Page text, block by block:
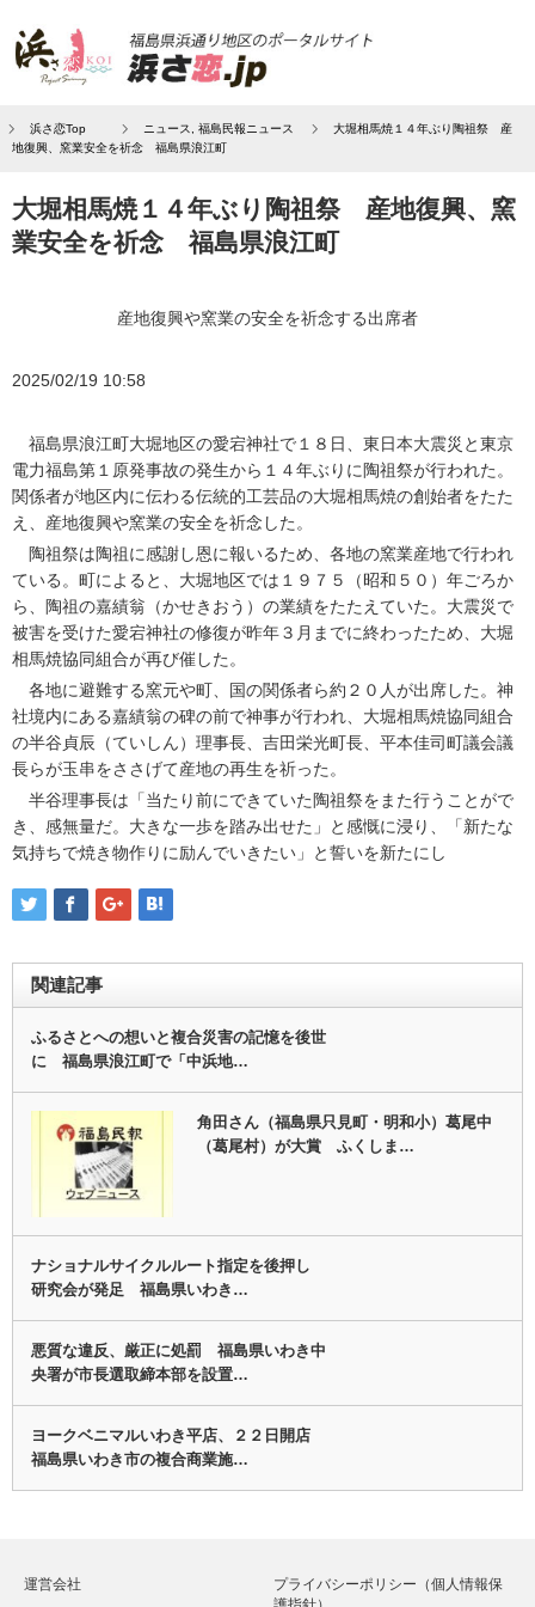
浜さ恋Top ニュース 福島民報ニュース
大堀相馬焼１４年ぶり陶祖祭 産
地復興、窯業安全を祈念 福島県浪江町
大堀相馬焼１４年ぶり陶祖祭 産地復興、窯
業安全を祈念 福島県浪江町
産地復興や窯業の安全を祈念する出席者
2025/02/19 10:58
福島県浪江町大堀地区の愛宕神社で１８日、東日本大震災と東京
電力福島第１原発事故の発生から１４年ぶりに陶祖祭が行われた。
関係者が地区内に伝わる伝統的工芸品の大堀相馬焼の創始者をたた
え、産地復興や窯業の安全を祈念した。
陶祖祭は陶祖に感謝し恩に報いるため、各地の窯業産地で行われ
ている。町によると、大堀地区では１９７５（昭和５０）年ごろか
ら、陶祖の嘉績翁（かせきおう）の業績をたたえていた。大震災で
被害を受けた愛宕神社の修復が昨年３月までに終わったため、大堀
相馬焼協同組合が再び催した。
各地に避難する窯元や町、国の関係者ら約２０人が出席した。神
社境内にある嘉績翁の碑の前で神事が行われ、大堀相馬焼協同組合
の半谷貞辰（ていしん）理事長、吉田栄光町長、平本佳司町議会議
長らが玉串をささげて産地の再生を祈った。
半谷理事長は「当たり前にできていた陶祖祭をまた行うことがで
き、感無量だ。大きな一歩を踏み出せた」と感慨に浸り、「新たな
気持ちで焼き物作りに励んでいきたい」と誓いを新たにし
関連記事
ふるさとへの想いと複合災害の記憶を後世
に 福島県浪江町で「中浜地…
角田さん（福島県只見町・明和小）葛尾中
（葛尾村）が大賞 ふくしま…
ナショナルサイクルルート指定を後押し
研究会が発足 福島県いわき…
悪質な違反、厳正に処罰 福島県いわき中
央署が市長選取締本部を設置…
ヨークベニマルいわき平店、２２日開店
福島県いわき市の複合商業施…
運営会社
プライバシーポリシー（個人情報保